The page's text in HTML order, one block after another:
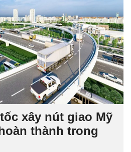
xây nút giao Mỹ
thành trong